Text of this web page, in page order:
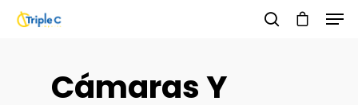
Hit enter to search or ESC to close
Cámaras Y